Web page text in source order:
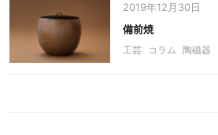
2019年12月30日
備前焼
工芸 コラム 陶磁器